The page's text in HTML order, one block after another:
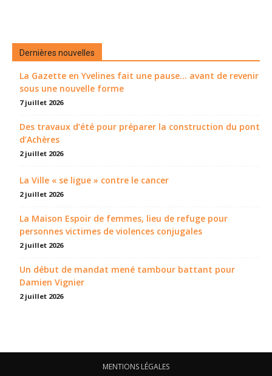
Dernières nouvelles
La Gazette en Yvelines fait une pause... avant de revenir
sous une nouvelle forme
7 juillet 2026
Des travaux d’été pour préparer la construction du pont
d’Achères
2 juillet 2026
La Ville « se ligue » contre le cancer
2 juillet 2026
La Maison Espoir de femmes, lieu de refuge pour
personnes victimes de violences conjugales
2 juillet 2026
Un début de mandat mené tambour battant pour
Damien Vignier
2 juillet 2026
MENTIONS LÉGALES